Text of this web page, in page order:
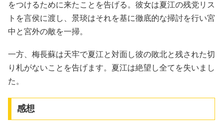
をつけるために来たことを告げる。彼女は夏江の残党リス
トを言侯に渡し、景琰はそれを基に徹底的な掃討を行い宮
中と宮外の敵を一掃。
一方、梅長蘇は天牢で夏江と対面し彼の敗北と残された切
り札がないことを告げます。夏江は絶望し全てを失いまし
た。
感想